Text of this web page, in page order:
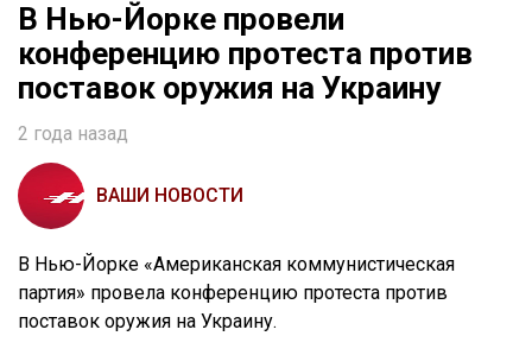
В Нью-Йорке провели
конференцию протеста против
поставок оружия на Украину
2 года назад
ВАШИ НОВОСТИ
В Нью-Йорке «Американская коммунистическая
партия» провела конференцию протеста против
поставок оружия на Украину.